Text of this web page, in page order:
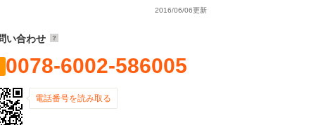
2016/06/06更新
い合わせ
0078-6002-586005
電話番号を読み取る